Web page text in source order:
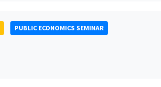
PUBLIC ECONOMICS SEMINAR